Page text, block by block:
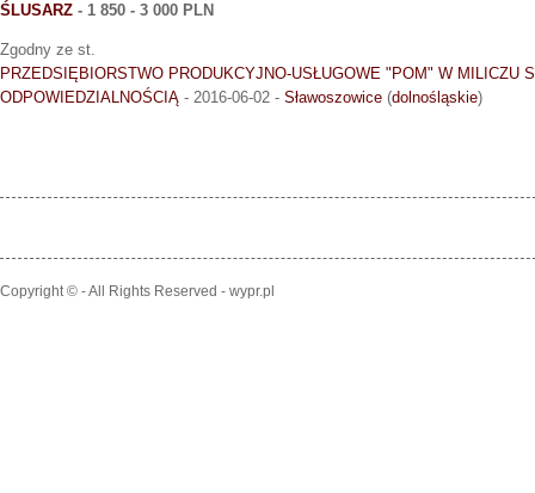
ŚLUSARZ - 1 850 - 3 000 PLN
Zgodny ze st.
PRZEDSIĘBIORSTWO PRODUKCYJNO-USŁUGOWE "POM" W MILICZU
ODPOWIEDZIALNOŚCIĄ - 2016-06-02 - Sławoszowice (dolnośląskie)
Copyright © - All Rights Reserved - wypr.pl